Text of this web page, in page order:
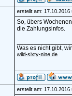
erstellt am: 17.10.2016
So, übers
die Zahlungsinfos.
Was es nicht gibt,
wild-sixty-nine.de
erstellt am: 17.10.2016